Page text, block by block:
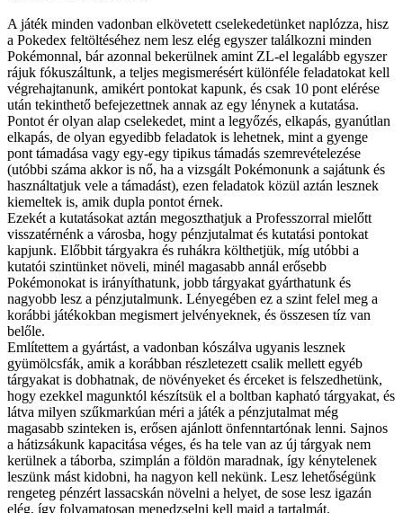
A játék minden vadonban elkövetett cselekedetünket naplózza, hisz
a Pokedex feltöltéséhez nem lesz elég egyszer találkozni minden
Pokémonnal, bár azonnal bekerülnek amint ZL-el legalább egyszer
rájuk fókuszáltunk, a teljes megismerésért különféle feladatokat kell
végrehajtanunk, amikért pontokat kapunk, és csak 10 pont elérése
után tekinthető befejezettnek annak az egy lénynek a kutatása.
Pontot ér olyan alap cselekedet, mint a legyőzés, elkapás, gyanútlan
elkapás, de olyan egyedibb feladatok is lehetnek, mint a gyenge
pont támadása vagy egy-egy tipikus támadás szemrevételezése
(utóbbi száma akkor is nő, ha a vizsgált Pokémonunk a sajátunk és
használtatjuk vele a támadást), ezen feladatok közül aztán lesznek
kiemeltek is, amik dupla pontot érnek.
Ezekét a kutatásokat aztán megoszthatjuk a Professzorral mielőtt
visszatérnénk a városba, hogy pénzjutalmat és kutatási pontokat
kapjunk. Előbbit tárgyakra és ruhákra költhetjük, míg utóbbi a
kutatói szintünket növeli, minél magasabb annál erősebb
Pokémonokat is irányíthatunk, jobb tárgyakat gyárthatunk és
nagyobb lesz a pénzjutalmunk. Lényegében ez a szint felel meg a
korábbi játékokban megismert jelvényeknek, és összesen tíz van
belőle.
Említettem a gyártást, a vadonban kószálva ugyanis lesznek
gyümölcsfák, amik a korábban részletezett csalik mellett egyéb
tárgyakat is dobhatnak, de növényeket és érceket is felszedhetünk,
hogy ezekkel magunktól készítsük el a boltban kapható tárgyakat, és
látva milyen szűkmarkúan méri a játék a pénzjutalmat még
magasabb szinteken is, erősen ajánlott önfenntartónak lenni. Sajnos
a hátizsákunk kapacitása véges, és ha tele van az új tárgyak nem
kerülnek a táborba, szimplán a földön maradnak, így kénytelenek
leszünk mást kidobni, ha nagyon kell nekünk. Lesz lehetőségünk
rengeteg pénzért lassacskán növelni a helyet, de sose lesz igazán
elég, így folyamatosan menedzselni kell majd a tartalmát.